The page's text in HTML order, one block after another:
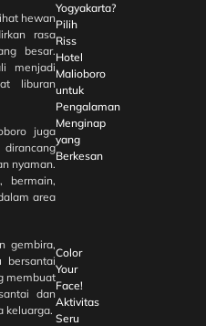
hewan
rasa
besar.
menjadi
liburan
juga
nyaman.
bermain,
area
gembira,
bersantai
membuat
dan
keluarga.
Yogyakarta?
Pilih
Riss
Hotel
Malioboro
untuk
Pengalaman
Menginap
yang
Berkesan
Color
Your
Face!
Aktivitas
Seru